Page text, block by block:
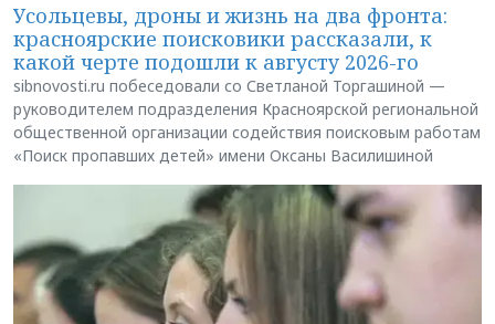
Усольцевы, дроны и жизнь на два фронта:
красноярские поисковики рассказали, к
какой черте подошли к августу 2026-го
sibnovosti.ru побеседовали со Светланой Торгашиной —
руководителем подразделения Красноярской региональной
общественной организации содействия поисковым работам
«Поиск пропавших детей» имени Оксаны Василишиной